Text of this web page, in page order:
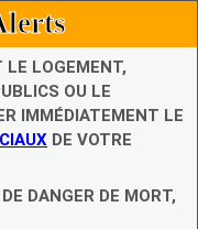
LE LOGEMENT,
OU LE
IMMÉDIATEMENT LE
DE VOTRE
DANGER DE MORT,